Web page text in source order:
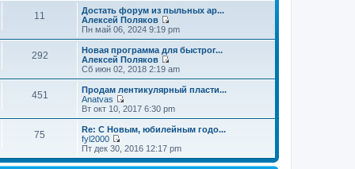
11
Достать форум из пыльных ар...
Алексей Поляков
П
е
р
е
й
т
к
о
л
д
н
Пн май 06, 2024 9:19 pm
292
Новая программа для быстрог...
Алексей Поляков
П
е
р
е
й
т
и
к
о
с
Сб июн 02, 2018 2:19 am
451
Продам лентикулярный пласти...
Anatvas
П
е
р
е
й
т
и
Вт окт 10, 2017 6:30 pm
75
Re: С Новым, юбилейным годо...
fyl2000
П
е
р
Пт дек 30, 2016 12:17 pm